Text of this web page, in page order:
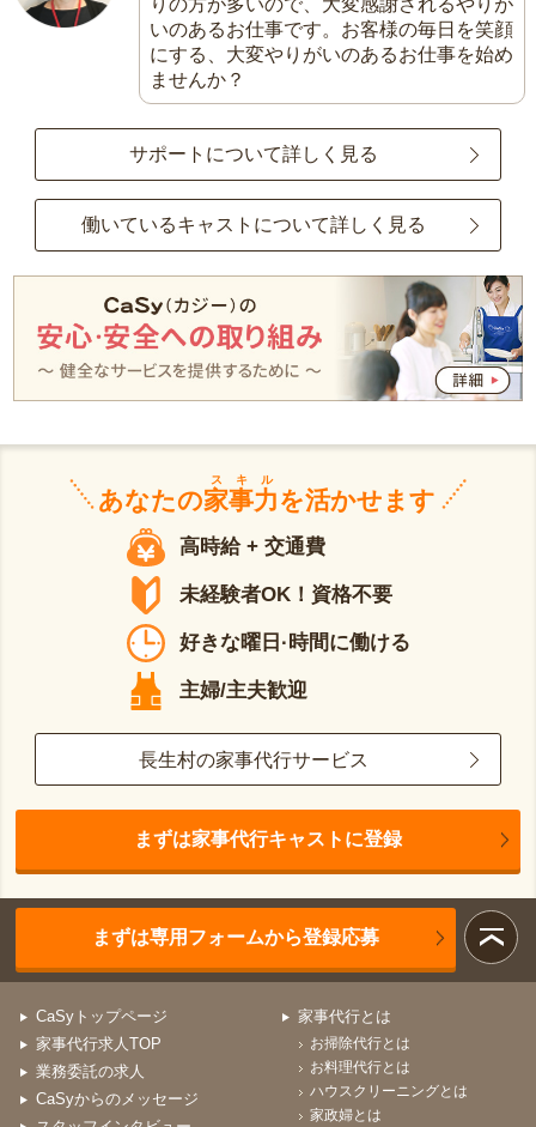
いのあるお仕事です。お客様の毎日を笑顔
にする、大変やりがいのあるお仕事を始め
ませんか？
サポートについて詳しく見る
働いているキャストについて詳しく見る
あなたの家事力
スキル
を活かせます
高時給 + 交通費
未経験者OK！資格不要
好きな曜日·時間に働ける
主婦/主夫歓迎
長生村の家事代行サービス
まずは家事代行キャストに登録
まずは専用フォームから登録応募
CaSyトップページ
家事代行求人TOP
業務委託の求人
CaSyからのメッセージ
家事代行とは
お掃除代行とは
お料理代行とは
ハウスクリーニングとは
家政婦とは